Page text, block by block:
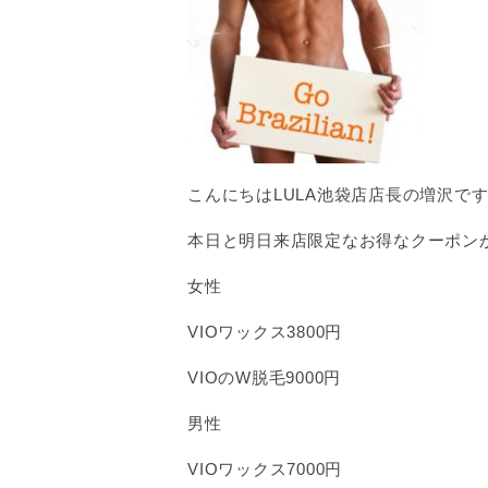
こんにちはLULA池袋店店長の増沢です
本日と明日来店限定なお得なクーポン
女性
VIOワックス3800円
VIOのW脱毛9000円
男性
VIOワックス7000円